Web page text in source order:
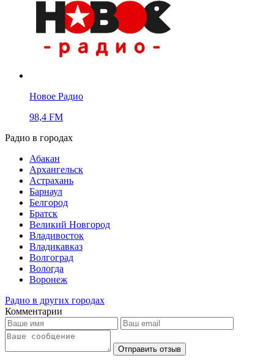
Новое Радио
98,4 FM
Радио в городах
Абакан
Архангельск
Астрахань
Барнаул
Белгород
Братск
Великий Новгород
Владивосток
Владикавказ
Волгоград
Вологда
Воронеж
Радио в других городах
Комментарии
Отправить отзыв